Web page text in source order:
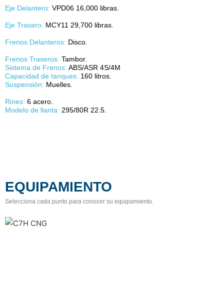
Eje Delantero: VPD06 16,000 libras.
Eje Trasero: MCY11 29,700 libras.
Frenos Delanteros: Disco.
Frenos Traseros: Tambor.
Sistema de Frenos: ABS/ASR 4S/4M
Capacidad de tanques: 160 litros.
Suspensión: Muelles.
Rines: 6 acero.
Modelo de llanta: 295/80R 22.5.
EQUIPAMIENTO
Selecciona cada punto para conocer su equipamiento.